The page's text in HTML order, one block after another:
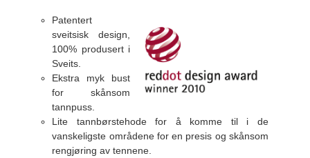
Patentert
sveitsisk design,
100% produsert i
Sveits.
Ekstra myk bust
for skånsom
tannpuss.
Lite tannbørstehode for å komme til i de
vanskeligste områdene for en presis og skånsom
rengjøring av tennene.